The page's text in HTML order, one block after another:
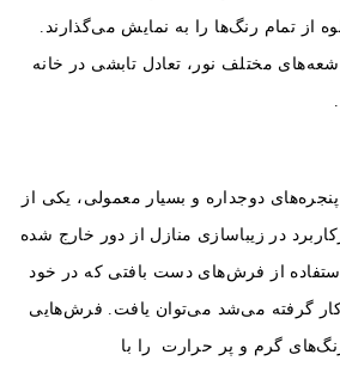
از تمام رنگ‌ها را به نمایش می‌گذارند.
مختلف نور، تعادل تابشی در خانه
پنجره‌های دوجداره و بسیار معمولی، یکی از
در زیباسازی منازل از دور خارج شده
از فرش‌های دست بافتی که در خود
کار گرفته می‌شد می‌توان یافت. فرش‌هایی
گرم و پر حرارت را با